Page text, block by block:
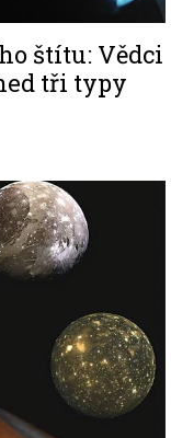
štítu: Vědci
tři typy